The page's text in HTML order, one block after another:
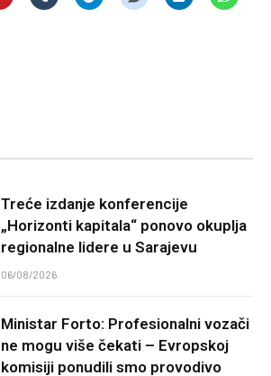
Treće izdanje konferencije
„Horizonti kapitala“ ponovo okuplja
regionalne lidere u Sarajevu
06/08/2026
Ministar Forto: Profesionalni vozači
ne mogu više čekati – Evropskoj
komisiji ponudili smo provodivo